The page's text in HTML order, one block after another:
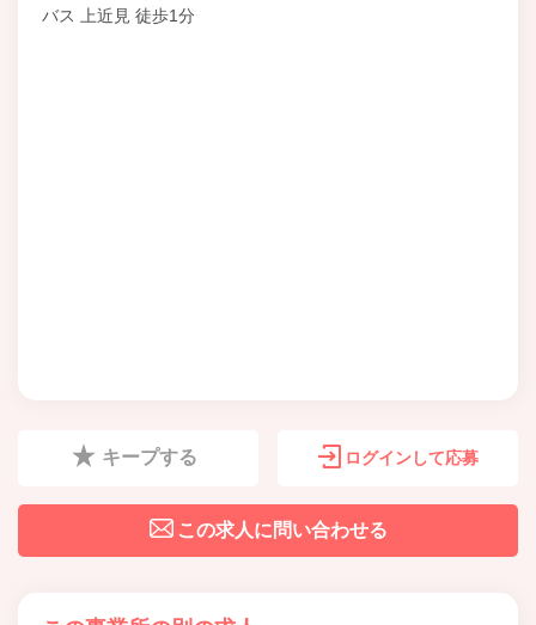
バス 上近見 徒歩1分
キープする ログインして応募
この求人に問い合わせる